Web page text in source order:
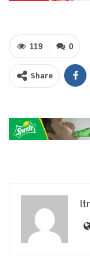
0
119
Share